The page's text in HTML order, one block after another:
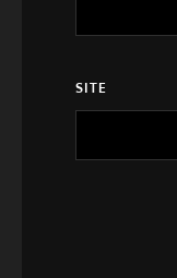
SITE